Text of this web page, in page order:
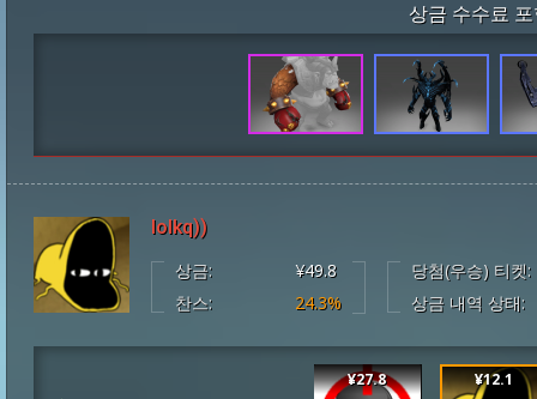
상금 수수료
lolkq))
상금:
¥49.8
찬스:
24.3%
당첨(우승) 티켓:
상금 내역 상태:
¥27.8 ¥12.1